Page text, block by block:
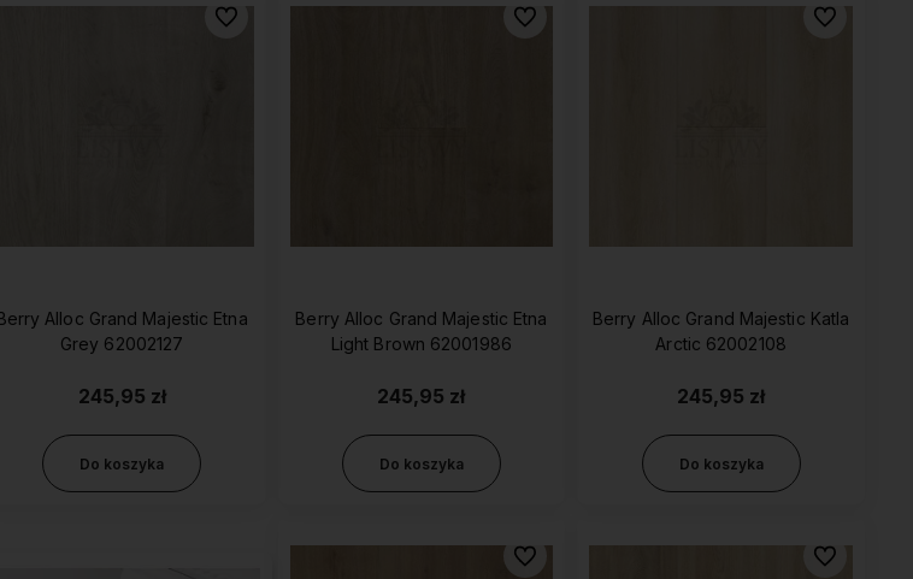
Berry Alloc Grand Majestic Etna
Grey 62002127
245,95 zł
Do koszyka
Do ulubionych
Berry Alloc Grand Majestic Etna
Light Brown 62001986
245,95 zł
Do koszyka
Do ulubionych
Berry Alloc Grand Majestic Katla
Arctic 62002108
245,95 zł
Do koszyka
Do ulubionych
Do ulubionych Do ulubionych